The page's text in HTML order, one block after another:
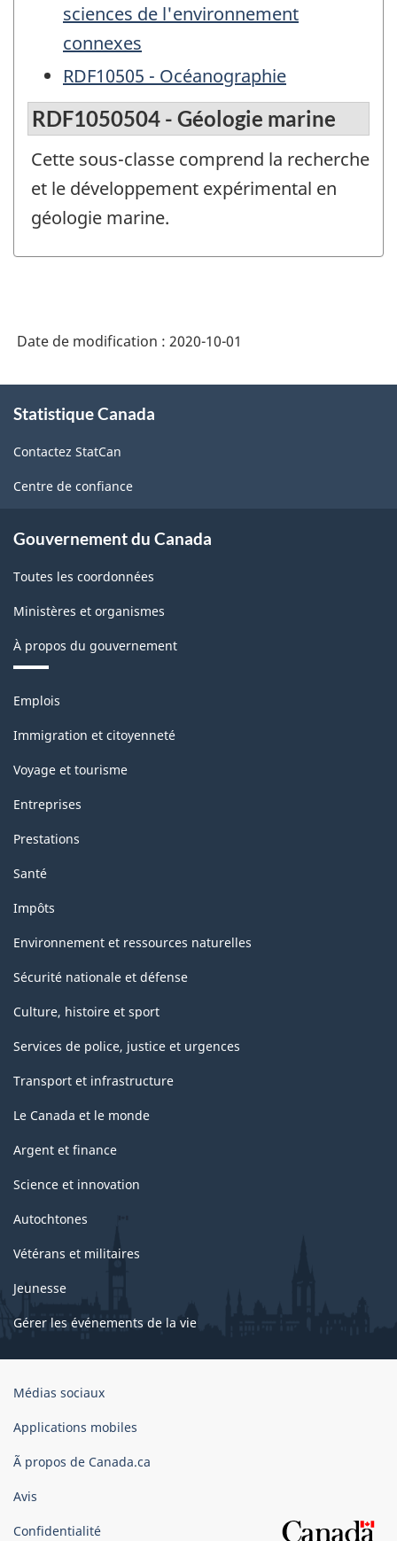
sciences de l'environnement
connexes
RDF10505 - Océanographie
RDF1050504 - Géologie marine
Cette sous-classe comprend la recherche
et le développement expérimental en
géologie marine.
Date de modification : 2020-10-01
propos
ce
site
Statistique Canada
Contactez StatCan
Centre de confiance
Gouvernement du Canada
Toutes les coordonnées
Ministères et organismes
À propos du gouvernement
Thèmes
sujets
Emplois
Immigration et citoyenneté
Voyage et tourisme
Entreprises
Prestations
Santé
Impôts
Environnement et ressources naturelles
Sécurité nationale et défense
Culture, histoire et sport
Services de police, justice et urgences
Transport et infrastructure
Le Canada et le monde
Argent et finance
Science et innovation
Autochtones
Vétérans et militaires
Jeunesse
Gérer les événements de la vie
Organisation
gouvernement
Canada
Médias sociaux
Applications mobiles
Ã propos de Canada.ca
Avis
Confidentialité